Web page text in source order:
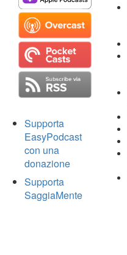
Supporta
EasyPodcast
con una
donazione
Supporta
SaggiaMente